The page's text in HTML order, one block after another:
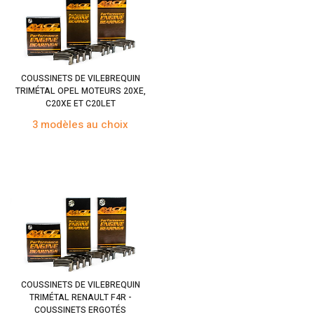
COUSSINETS DE VILEBREQUIN
TRIMÉTAL OPEL MOTEURS 20XE,
C20XE ET C20LET
3 modèles au choix
COUSSINETS DE VILEBREQUIN
TRIMÉTAL RENAULT F4R -
COUSSINETS ERGOTÉS